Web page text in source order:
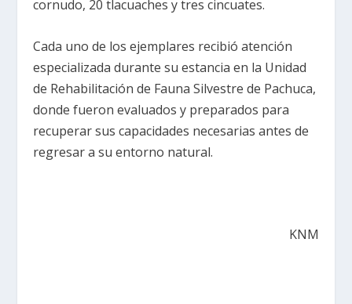
cornudo, 20 tlacuaches y tres cincuates.
Cada uno de los ejemplares recibió atención
especializada durante su estancia en la Unidad
de Rehabilitación de Fauna Silvestre de Pachuca,
donde fueron evaluados y preparados para
recuperar sus capacidades necesarias antes de
regresar a su entorno natural.
KNM